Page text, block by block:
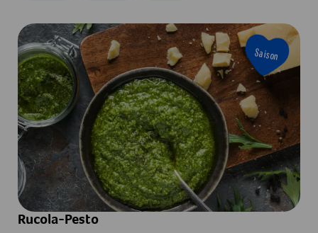
Saison
Rucola-Pesto